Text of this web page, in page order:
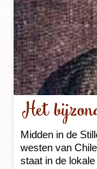
Het
Midden in de
westen van
staat in de lokale